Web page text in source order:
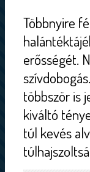
Többnyire
erősségét.
többször is
kiváltó
túl kevés